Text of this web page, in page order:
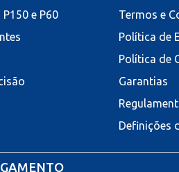
e P60
Termos e
Política de
Política de
Garantias
Definições